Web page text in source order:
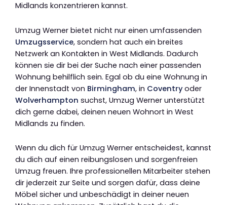
Midlands konzentrieren kannst.
Umzug Werner bietet nicht nur einen umfassenden
Umzugsservice, sondern hat auch ein breites
Netzwerk an Kontakten in West Midlands. Dadurch
können sie dir bei der Suche nach einer passenden
Wohnung behilflich sein. Egal ob du eine Wohnung in
der Innenstadt von Birmingham, in Coventryoder
Wolverhampton suchst, Umzug Werner unterstützt
dich gerne dabei, deinen neuen Wohnort in West
Midlands zu finden.
Wenn du dich für Umzug Werner entscheidest, kannst
du dich auf einen reibungslosen und sorgenfreien
Umzug freuen. Ihre professionellen Mitarbeiter stehen
dir jederzeit zur Seite und sorgen dafür, dass deine
Möbel sicher und unbeschädigt in deiner neuen